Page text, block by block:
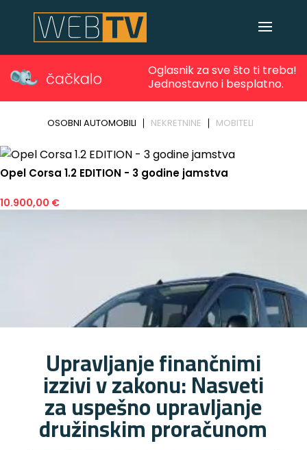
Upravljanje finančnimi
izzivi v zakonu: Nasveti
za uspešno upravljanje
družinskim proračunom